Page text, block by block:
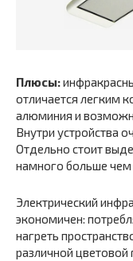
Плюсы:
отличается легким
алюминия и
Внутри устройства
Отдельно стоит
намного больше
Электрический
экономичен:
нагреть
различной